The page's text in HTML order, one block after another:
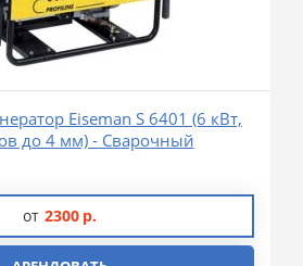
Eiseman S 6401 (6 кВт,
до 4 мм) - Сварочный
от 2300 р.